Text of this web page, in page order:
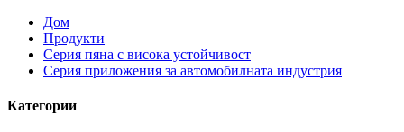
Дом
Продукти
Серия пяна с висока устойчивост
Серия приложения за автомобилната индустрия
Категории